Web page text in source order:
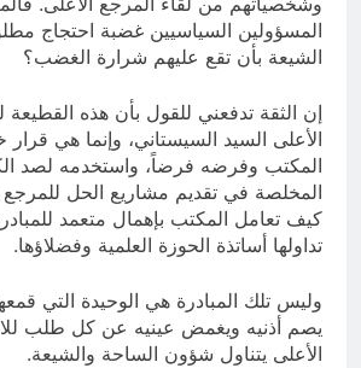
المسؤولين السياسيين غضبة احتجاج
الشيعة بأن تقع عليهم شرارة الغضب؟
إن الثقة تدفعني للقول بأن هذه
الأعلى السيد السيستاني، وإنما هي
المكتب وفرضه فرضاً، واستخدمه لصد
المخلصة في تقديم مشاريع الحل للمرجع
كيف تعامل المكتب بإهمال متعمد
تداولها أساتذة الحوزة العلمية وفضلاؤها.
وليس تلك المبادرة هي الوحيدة التي
يصم أذنيه ويغمض عينيه عن كل طلب
الأعلى يتناول شؤون الساحة والشيعة.